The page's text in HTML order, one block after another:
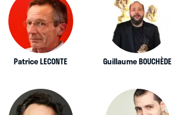
Patrice LECONTE Guillaume BOUCHÈDE